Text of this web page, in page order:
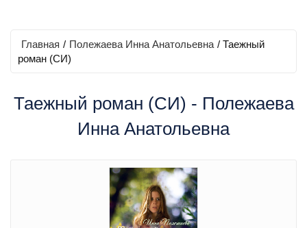
Главная / Полежаева Инна Анатольевна / Таежный
роман (СИ)
Таежный роман (СИ) - Полежаева
Инна Анатольевна